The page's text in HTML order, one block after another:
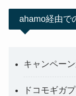
ahamo経由で
キャンペー
ドコモギガ